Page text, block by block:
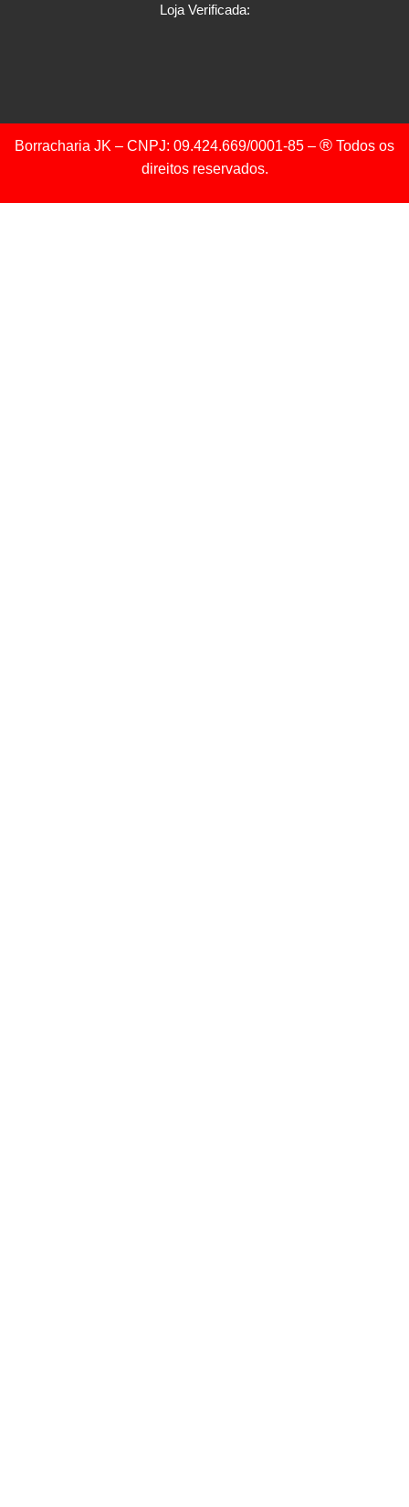
Loja Verificada:
Borracharia JK – CNPJ: 09.424.669/0001-85 – ® Todos os
direitos reservados.